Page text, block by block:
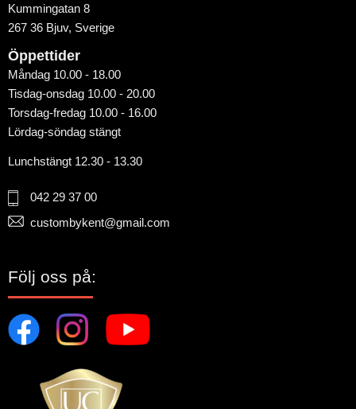
Kummingatan 8
267 36 Bjuv, Sverige
Öppettider
Måndag 10.00 - 18.00
Tisdag-onsdag 10.00 - 20.00
Torsdag-fredag 10.00 - 16.00
Lördag-söndag stängt
Lunchstängt 12.30 - 13.30
042 29 37 00
custombykent@gmail.com
Följ oss på: